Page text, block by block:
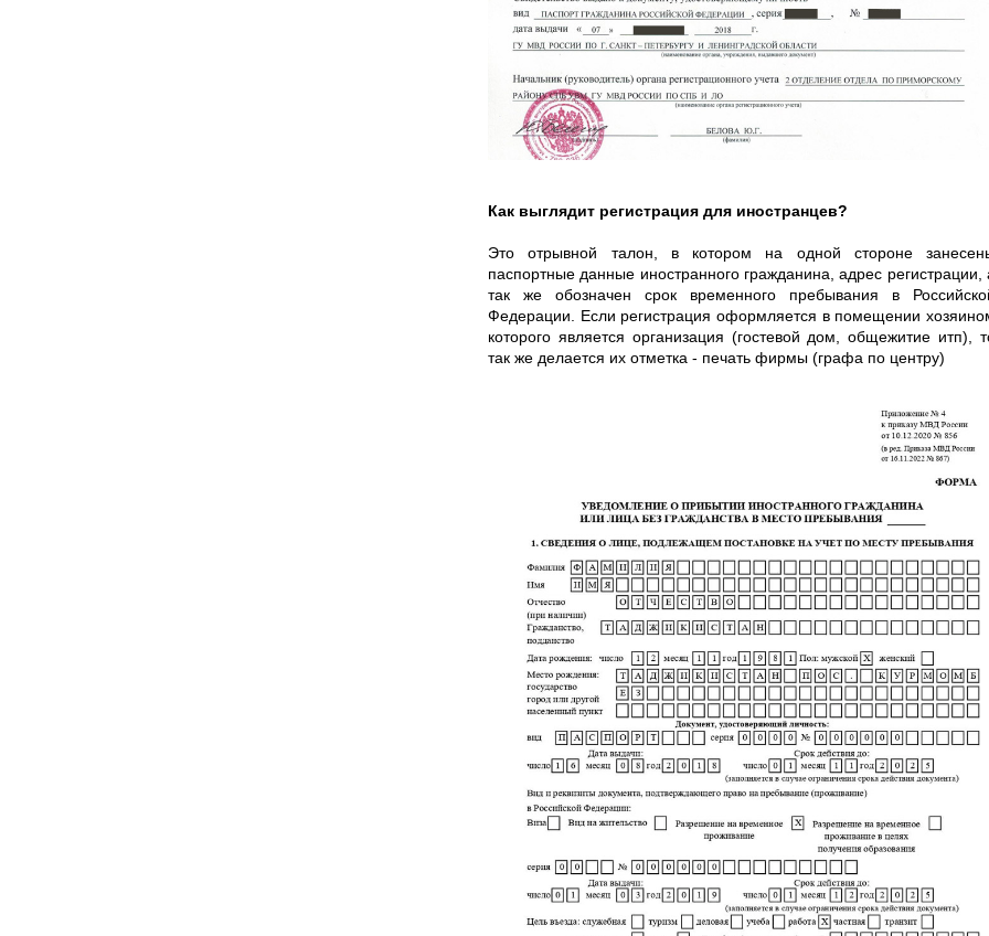
Как выглядит регистрация для иностранцев?
Это отрывной талон, в котором на одной стороне
паспортные данные иностранного гражданина, адрес регистрации,
так же обозначен срок временного пребывания в
Федерации. Если регистрация оформляется в помещении
которого является организация (гостевой дом, общежитие итп),
так же делается их отметка - печать фирмы (графа по центру)